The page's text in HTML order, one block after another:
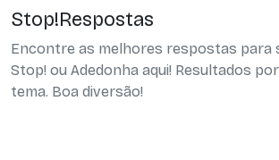
Stop!Respostas
Encontre as melhores respostas para
Stop! ou Adedonha aqui! Resultados
tema. Boa diversão!